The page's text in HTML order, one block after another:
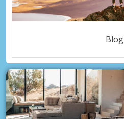
Blog